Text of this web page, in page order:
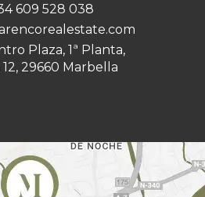
609 528 038
Plaza, 1ª Planta,
29660 Marbella